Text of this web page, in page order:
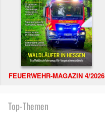
FEUERWEHR-MAGAZIN 4/2026
Top-Themen